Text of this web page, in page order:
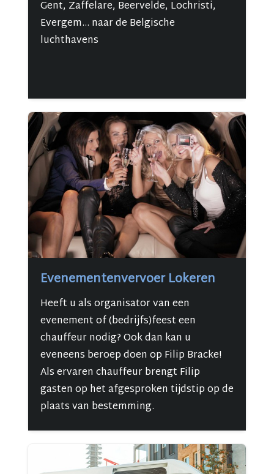
Gent, Zaffelare, Beervelde, Lochristi,
Evergem... naar de Belgische
luchthavens
Evenementenvervoer Lokeren
Heeft u als organisator van een
evenement of (bedrijfs)feest een
chauffeur nodig? Ook dan kan u
eveneens beroep doen op Filip Bracke!
Als ervaren chauffeur brengt Filip
gasten op het afgesproken tijdstip op de
plaats van bestemming.